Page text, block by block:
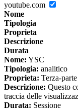
youtube.com
Nome
Tipologia
Proprieta
Descrizione
Durata
Nome: YSC
Tipologia: analitico
Proprieta: Terza-parte
Descrizione: Questo
traccia delle
Durata: Sessione